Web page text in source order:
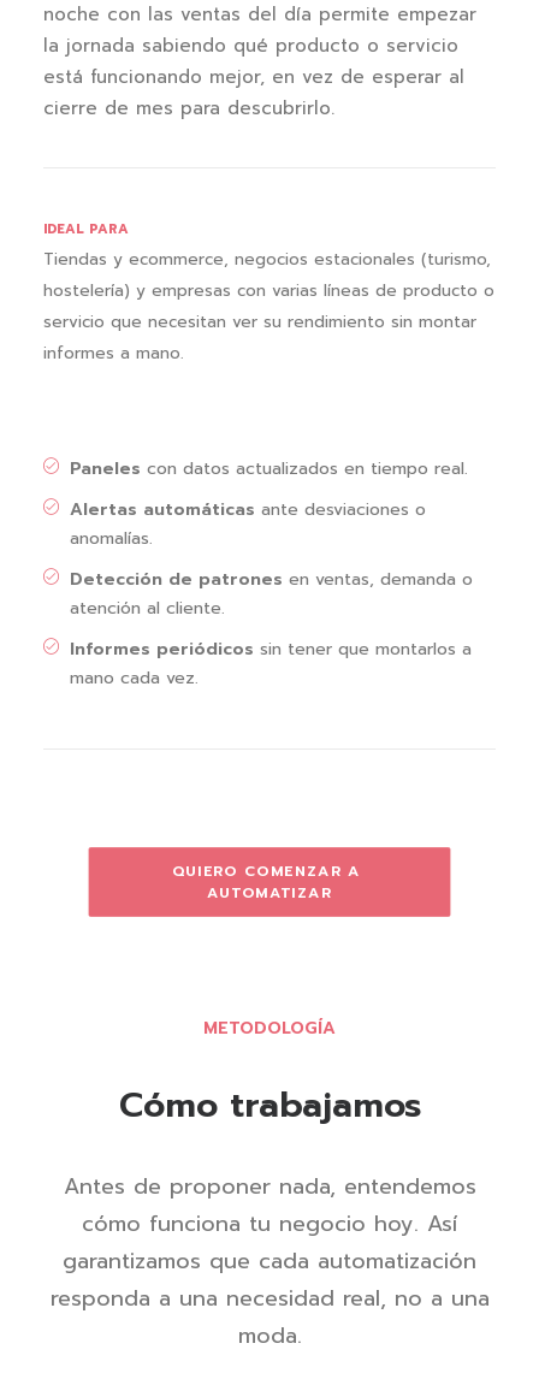
noche con las ventas del día permite empezar
la jornada sabiendo qué producto o servicio
está funcionando mejor, en vez de esperar al
cierre de mes para descubrirlo.
IDEAL PARA
Tiendas y ecommerce, negocios estacionales (turismo,
hostelería) y empresas con varias líneas de producto o
servicio que necesitan ver su rendimiento sin montar
informes a mano.
Paneles con datos actualizados en tiempo real.
Alertas automáticas ante desviaciones o
anomalías.
Detección de patrones en ventas, demanda o
atención al cliente.
Informes periódicos sin tener que montarlos a
mano cada vez.
QUIERO COMENZAR A
AUTOMATIZAR
METODOLOGÍA
Cómo trabajamos
Antes de proponer nada, entendemos
cómo funciona tu negocio hoy. Así
garantizamos que cada automatización
responda a una necesidad real, no a una
moda.